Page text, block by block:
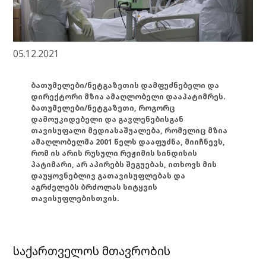
05.12.2021
ბათუმელები/ნეტგაზეთის დამფუძნებელი და
დირექტორი მზია ამაღლობელი დააპატიმრეს.
ბათუმელები/ნეტგაზეთი, როგორც
დამოუკიდებელი და გავლენებისგან
თავისუფალი მედიასაშუალება, რომელიც მზია
ამაღლობელმა 2001 წელს დააფუძნა, მიიჩნევს,
რომ ის არის რუსული რეჟიმის სინდისის
პატიმარი, არ აპირებს შეგუებას, ითხოვს მის
დაუყოვნებლივ გათავისუფლებას და
აგრძელებს ბრძოლას სიტყვის
თავისუფლებისთვის.
საქართველოს მთავრობის